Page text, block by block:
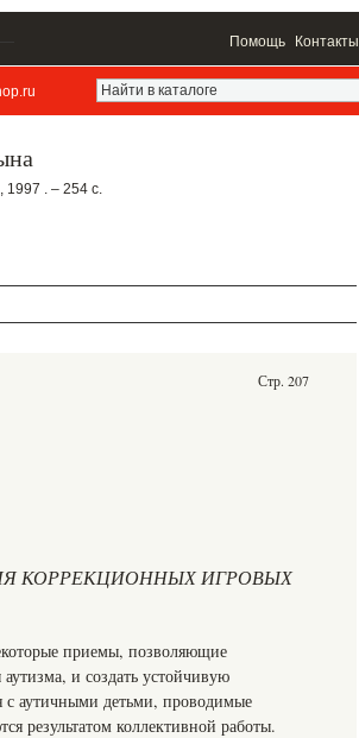
Помощь Контакты
1997 . – 254 с.
Стр. 207
КОРРЕКЦИОННЫХ ИГРОВЫХ
приемы, позволяющие
и создать устойчивую
с аутичными детьми, проводимые
результатом коллективной работы.